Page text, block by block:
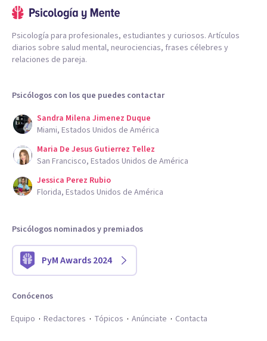
Psicología para profesionales, estudiantes y curiosos. Artículos
diarios sobre salud mental, neurociencias, frases célebres y
relaciones de pareja.
Psicólogos con los que puedes contactar
Sandra Milena Jimenez Duque
Miami, Estados Unidos de América
Maria De Jesus Gutierrez Tellez
San Francisco, Estados Unidos de América
Jessica Perez Rubio
Florida, Estados Unidos de América
Psicólogos nominados y premiados
PyM Awards 2024
Conócenos
Equipo
Redactores Tópicos Anúnciate Contacta